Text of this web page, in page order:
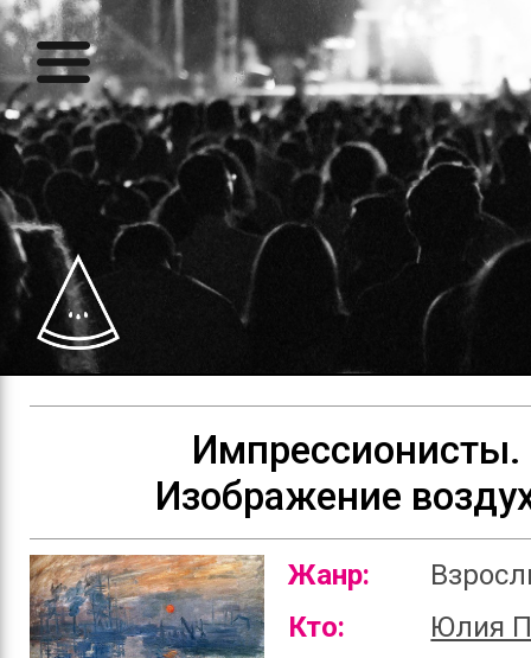
Импрессионисты.
Изображение
Жанр:
Кто:
Юлия